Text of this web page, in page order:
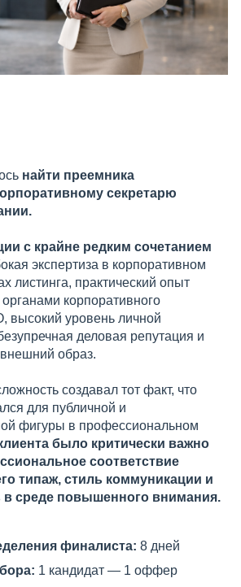
найти преемника
секретарю
с крайне редким сочетанием
экспертиза в корпоративном
листинга, практический опыт
корпоративного
высокий уровень личной
деловая репутация и
образ.
создавал тот факт, что
для публичной и
фигуры в профессиональном
было критически важно
соответствие
типаж, стиль коммуникации и
в среде повышенного внимания.
финалиста: 8 дней
1 кандидат — 1 оффер